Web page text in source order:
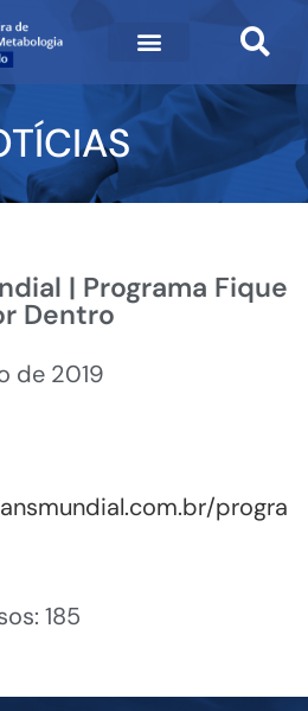
| Programa Fique
Dentro
de 2019
progra
185